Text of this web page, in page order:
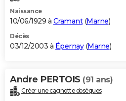
Naissance
10/06/1929 à Cramant(Marne)
Décès
03/12/2003 à Épernay(Marne)
Andre PERTOIS (91 ans)
Créer une cagnotte obsèques